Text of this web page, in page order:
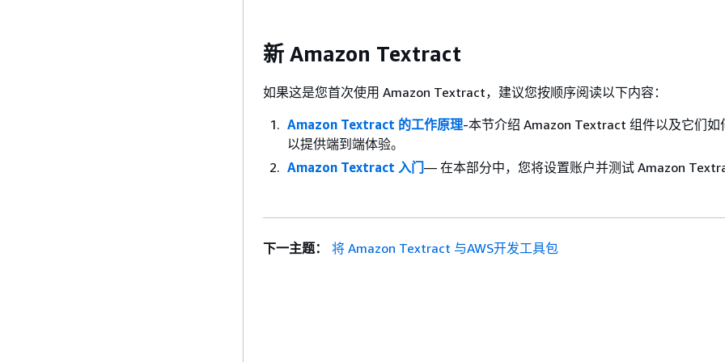
新 Amazon Textract
如果这是您首次使用 Amazon Textract，建议您按顺序阅读以下内容：
Amazon Textract 的工作原理-本节介绍 Amazon Textract 组件以及它们如
以提供端到端体验。
Amazon Textract 入门— 在本部分中，您将设置账户并测试 Amazon
下一主题： 将 Amazon Textract 与AWS开发工具包